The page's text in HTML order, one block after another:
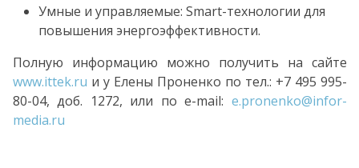
Умные и управляемые: Smart-технологии для
повышения энергоэффективности.
Полную информацию можно получить на сайте
www.ittek.ru и у Елены Проненко по тел.: +7 495 995-
80-04, доб. 1272, или по e-mail: e.pronenko@infor-
media.ru